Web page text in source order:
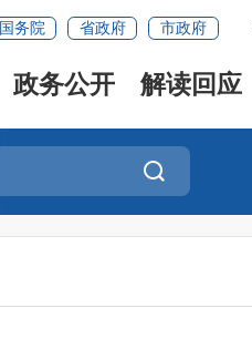
国务院 省政府 市政府
政务公开 解读回应